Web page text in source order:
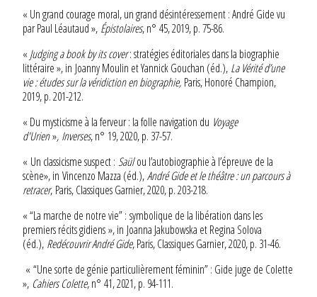
« Un grand courage moral, un grand désintéressement : André Gide vu
par Paul Léautaud », Épistolaires, n° 45, 2019, p. 75-86.
« Judging a book by its cover: stratégies éditoriales dans la biographie
littéraire », in Joanny Moulin et Yannick Gouchan (éd.), La Vérité d’une
vie : études sur la véridiction en biographie,Paris, Honoré Champion,
2019, p. 201-212.
« Du mysticisme à la ferveur : la folle navigation du Voyage
d'Urien»,Inverses, n° 19, 2020, p. 37-57.
« Un classicisme suspect : Saülou l’autobiographie à l’épreuve de la
scène», in Vincenzo Mazza (éd.),André Gide et le théâtre : un parcours à
retracer, Paris, Classiques Garnier, 2020, p. 203-218.
« “La marche de notre vie” : symbolique de la libération dans les
premiers récits gidiens », in Joanna Jakubowska et Regina Solova
(éd.), Redécouvrir André Gide, Paris, Classiques Garnier, 2020, p. 31-46.
« “Une sorte de génie particulièrement féminin” : Gide juge de Colette
», Cahiers Colette, n° 41, 2021, p. 94-111.